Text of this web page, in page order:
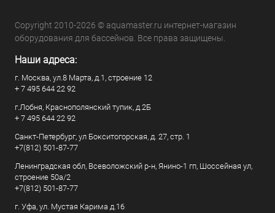
Copyright 2010-2026 © aquamaster.ru интернет-магазин
оборудования для бассейнов. Все права защищены.
Наши адреса:
г. Москва, ул.8 Марта, д.1, строение 12
+ 7 495 644 22 92
г.Лобня, Краснополянский тупик, д.2Б
+ 7 495 644 22 92
Санкт-Петербург, ул Бокситогорская, д. 27, стр. 1
+7(812) 501-87-77
Ленинградская обл, Всеволожский р-н, Янино-1 гп, Шоссейная ул,
строение 50а/2
+7(812) 501-87-77
г. Уфа, ул. Мустая Карима д.16